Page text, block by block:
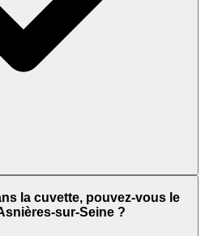
la cuvette, pouvez-vous le
sur-Seine ?